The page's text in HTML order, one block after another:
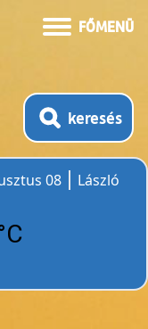
FŐMENÜ
keresés
08
László